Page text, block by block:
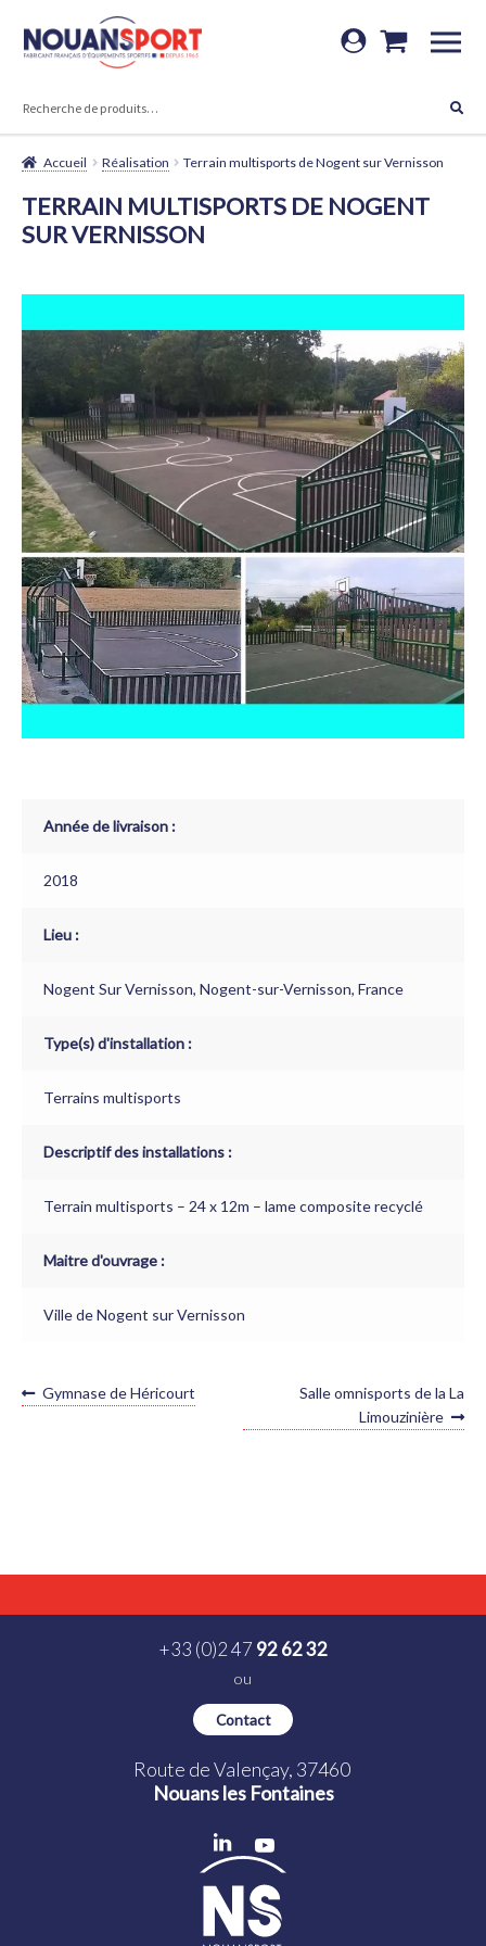
Aller
Aller
Accueil Réalisation Terrain multisports de Nogent sur Vernisson
TERRAIN MULTISPORTS DE NOGENT
SUR VERNISSON
Année de livraison :
2018
Lieu :
Nogent Sur Vernisson, Nogent-sur-Vernisson, France
Type(s) d'installation :
Terrains multisports
Descriptif des installations :
Terrain multisports – 24 x 12m – lame composite recyclé
Maitre d'ouvrage :
Ville de Nogent sur Vernisson
NAVIGATION
Article
Gymnase de Héricourt
Article
Salle omnisports de la La
Limouzinière
+33 (0)2 47 92 62 32
ou
Contact
Route de Valençay, 37460
Nouans les Fontaines